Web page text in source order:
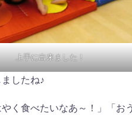
上手に出来ました！
したね♪
やく食べたいなあ～！」「